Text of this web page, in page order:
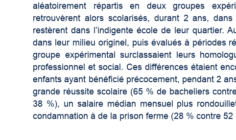
aléatoirement répartis en deux groupes
retrouvèrent alors scolarisés, durant 2 ans,
restèrent dans l’indigente école de leur quartier.
dans leur milieu originel, puis évalués à périodes
groupe expérimental surclassaient leurs
professionnel et social. Ces différences étaient
enfants ayant bénéficié précocement, pendant 2
grande réussite scolaire (65 % de bacheliers
38 %), un salaire médian mensuel plus
condamnation à de la prison ferme (28 % contre